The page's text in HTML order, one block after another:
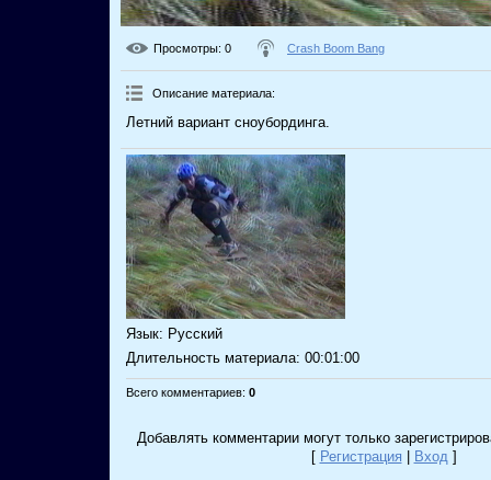
Просмотры: 0 Crash Boom Bang
Описание материала:
Летний вариант сноубординга.
Язык: Русский
Длительность материала: 00:01:00
Всего комментариев: 0
Добавлять комментарии могут только
[ Регистрация | Вход ]